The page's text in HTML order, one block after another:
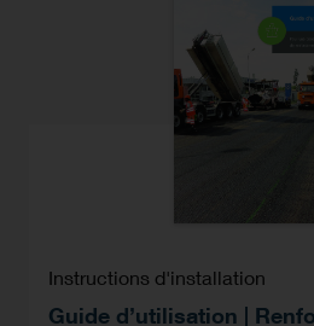
Instructions d'installation
Guide d’utilisation |